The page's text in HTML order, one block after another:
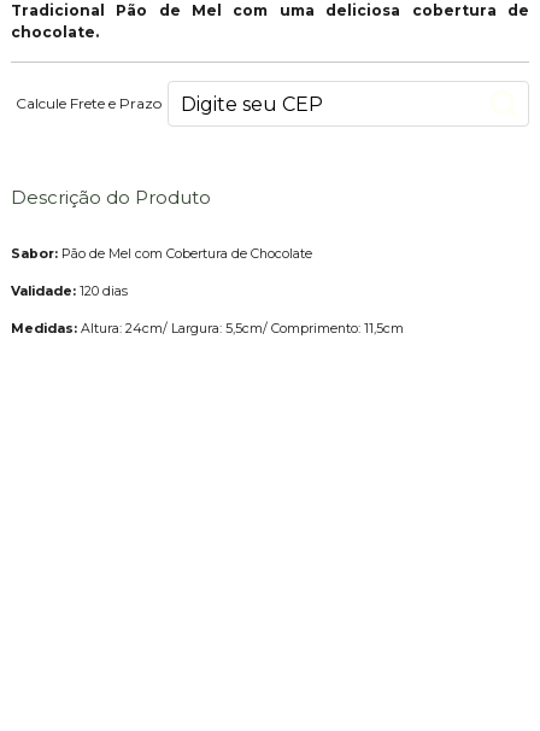
Tradicional Pão de Mel com uma deliciosa cobertura de
chocolate.
Calcule Frete e Prazo
Descrição do Produto
Sabor: Pão de Mel com Cobertura de Chocolate
Validade: 120 dias
Medidas: Altura: 24cm/ Largura: 5,5cm/ Comprimento: 11,5cm